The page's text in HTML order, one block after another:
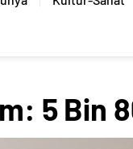
5 Bin